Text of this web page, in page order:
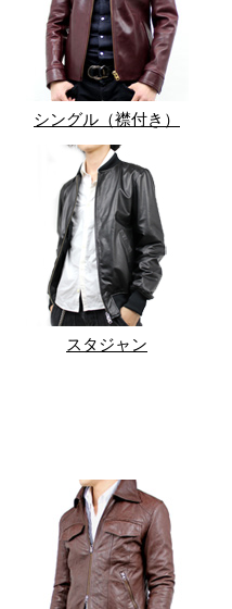
シングル（襟付き）
スタジャン